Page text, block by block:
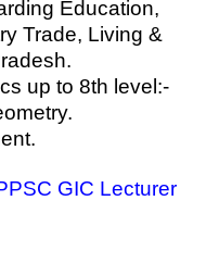
Education,
Trade, Living &
up to 8th level:-
GIC Lecturer